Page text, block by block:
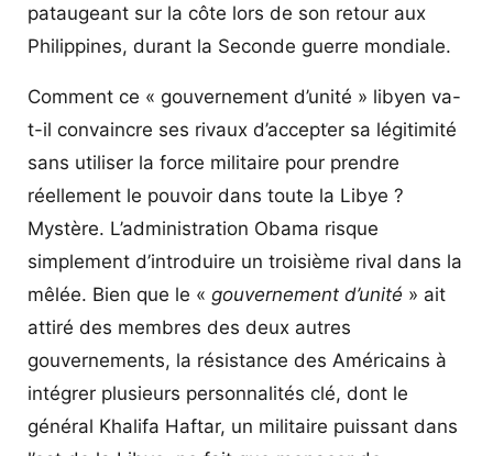
pataugeant sur la côte lors de son retour aux
Philippines, durant la Seconde guerre mondiale.
Comment ce « gouvernement d’unité » libyen va-
t-il convaincre ses rivaux d’accepter sa légitimité
sans utiliser la force militaire pour prendre
réellement le pouvoir dans toute la Libye ?
Mystère. L’administration Obama risque
simplement d’introduire un troisième rival dans la
mêlée. Bien que le « gouvernement d’unité » ait
attiré des membres des deux autres
gouvernements, la résistance des Américains à
intégrer plusieurs personnalités clé, dont le
général Khalifa Haftar, un militaire puissant dans